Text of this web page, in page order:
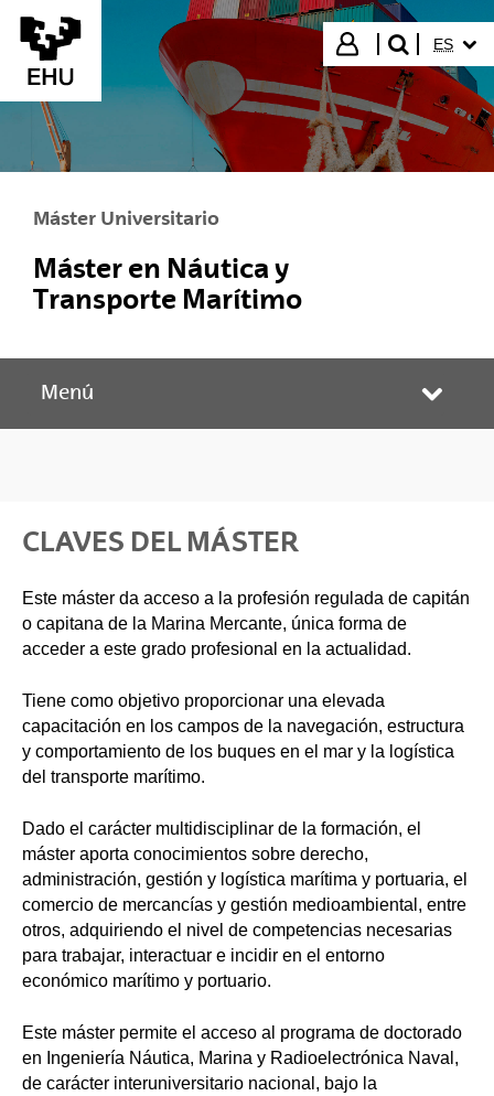
Saltar al contenido principal
Iniciar sesión
buscar"
ES
Máster Universitario
Máster en Náutica y
Transporte Marítimo
Menú
CLAVES DEL MÁSTER
Este máster da acceso a la profesión regulada de capitán
o capitana de la Marina Mercante, única forma de
acceder a este grado profesional en la actualidad.
Tiene como objetivo proporcionar una elevada
capacitación en los campos de la navegación, estructura
y comportamiento de los buques en el mar y la logística
del transporte marítimo.
Dado el carácter multidisciplinar de la formación, el
máster aporta conocimientos sobre derecho,
administración, gestión y logística marítima y portuaria, el
comercio de mercancías y gestión medioambiental, entre
otros, adquiriendo el nivel de competencias necesarias
para trabajar, interactuar e incidir en el entorno
económico marítimo y portuario.
Este máster permite el acceso al programa de doctorado
en Ingeniería Náutica, Marina y Radioelectrónica Naval,
de carácter interuniversitario nacional, bajo la